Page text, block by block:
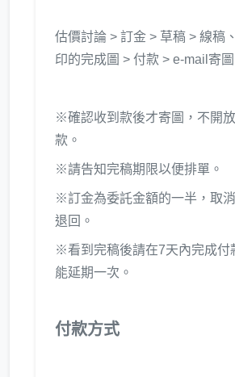
估價討論 > 訂金 > 草稿 > 線稿
印的完成圖 > 付款 > e-mail寄圖
※確認收到款後才寄圖，不開
款。
※請告知完稿期限以便排單。
※訂金為委託金額的一半，取
退回。
※看到完稿後請在7天內完成付
能延期一次。
付款方式